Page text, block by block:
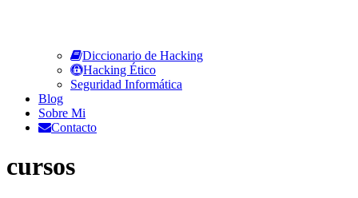
Diccionario de Hacking
Hacking Ético
Seguridad Informática
Blog
Sobre Mi
Contacto
cursos